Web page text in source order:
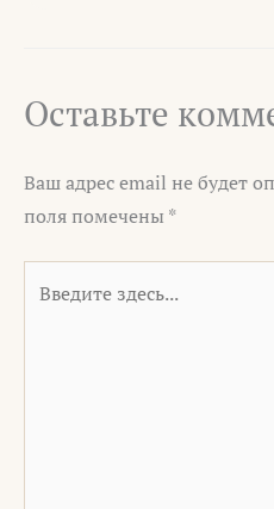
Оставьте
Ваш адрес email не будет
поля помечены *
здесь...